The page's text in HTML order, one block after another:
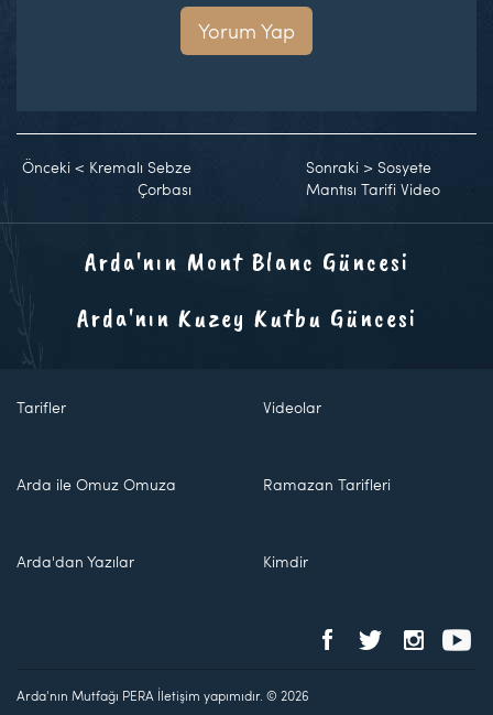
Yorum Yap
Önceki < Kremalı Sebze
Çorbası
Sonraki >Sosyete
Mantısı Tarifi Video
Arda'nın Mont Blanc Güncesi
Arda'nın Kuzey Kutbu Güncesi
Tarifler Videolar
Arda ile Omuz Omuza Ramazan Tarifleri
Arda'dan Yazılar Kimdir
Arda'nın Mutfağı PERA İletişim yapımıdır. © 2026